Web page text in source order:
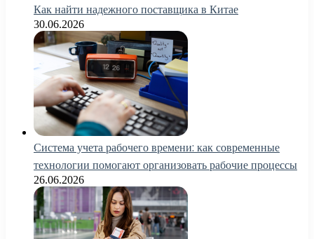
Как найти надежного поставщика в Китае
30.06.2026
Система учета рабочего времени: как современные
технологии помогают организовать рабочие процессы
26.06.2026